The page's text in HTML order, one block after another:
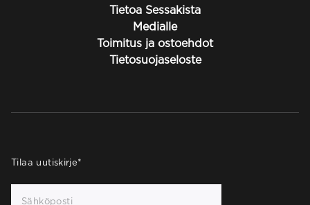
Tietoa Sessakista
Medialle
Toimitus ja ostoehdot
Tietosuojaseloste
Tilaa uutiskirje*